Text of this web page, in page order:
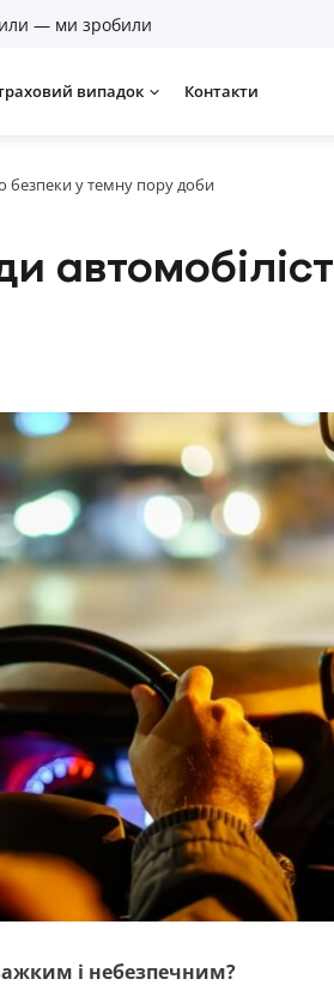
— ми зробили
випадок Контакти
безпеки у темну пору доби
і небезпечним?